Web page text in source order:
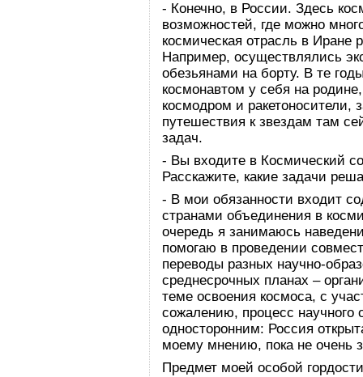
- Конечно, в России. Здесь
возможностей, где можно
космическая отрасль в Иране
Например, осуществлялись
обезьянами на борту. В те
космонавтом у себя на
космодром и ракетоносители,
путешествия к звездам там
задач.
- Вы входите в Космический
Расскажите, какие задачи
- В мои обязанности входит
странами объединения в
очередь я занимаюсь
помогаю в проведении
переводы разных научно-
среднесрочных планах –
теме освоения космоса, с
сожалению, процесс научного
односторонним: Россия
моему мнению, пока не очень
Предмет моей особой